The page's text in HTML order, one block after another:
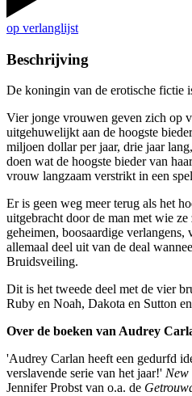
op verlanglijst
Beschrijving
De koningin van de erotische fictie
Vier jonge vrouwen geven zich op
uitgehuwelijkt aan de hoogste
miljoen dollar per jaar, drie jaar
doen wat de hoogste bieder van
vrouw langzaam verstrikt in een
Er is geen weg meer terug als het
uitgebracht door de man met wie
geheimen, boosaardige verlangens,
allemaal deel uit van de deal
Bruidsveiling.
Dit is het tweede deel met de vier
Ruby en Noah, Dakota en Sutton
Over de boeken van Audrey
'Audrey Carlan heeft een gedurfd
verslavende serie van het jaar!' New
Jennifer Probst van o.a. de